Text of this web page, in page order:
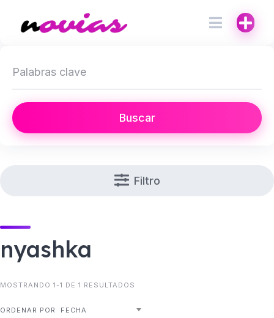
Buscar
Filtro
nyashka
MOSTRANDO 1-1 DE 1 RESULTADOS
ORDENAR POR FECHA